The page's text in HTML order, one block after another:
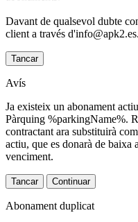
Davant de qualsevol dubte
client a través d'info@apk2.es.
Tancar
Avís
Ja existeix un abonament
Pàrquing %parkingName%.
contractant ara substituirà
actiu, que es donarà de baixa
venciment.
Tancar Continuar
Abonament duplicat